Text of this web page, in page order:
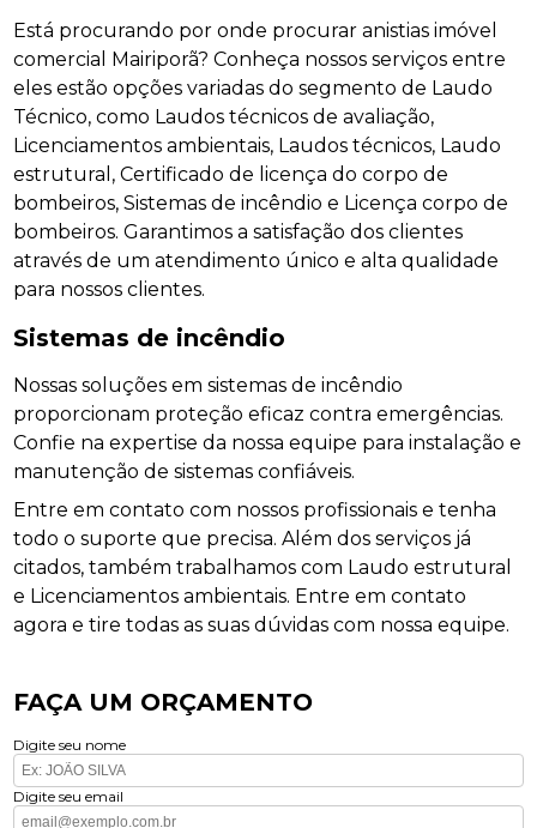
Está procurando por onde procurar anistias imóvel
comercial Mairiporã? Conheça nossos serviços entre
eles estão opções variadas do segmento de Laudo
Técnico, como Laudos técnicos de avaliação,
Licenciamentos ambientais, Laudos técnicos, Laudo
estrutural, Certificado de licença do corpo de
bombeiros, Sistemas de incêndio e Licença corpo de
bombeiros. Garantimos a satisfação dos clientes
através de um atendimento único e alta qualidade
para nossos clientes.
Sistemas de incêndio
Nossas soluções em sistemas de incêndio
proporcionam proteção eficaz contra emergências.
Confie na expertise da nossa equipe para instalação e
manutenção de sistemas confiáveis.
Entre em contato com nossos profissionais e tenha
todo o suporte que precisa. Além dos serviços já
citados, também trabalhamos com Laudo estrutural
e Licenciamentos ambientais. Entre em contato
agora e tire todas as suas dúvidas com nossa equipe.
FAÇA UM ORÇAMENTO
Digite seu nome
Digite seu email